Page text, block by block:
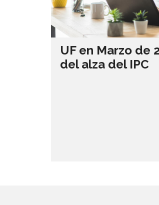
UF en Marzo de
del alza del IPC